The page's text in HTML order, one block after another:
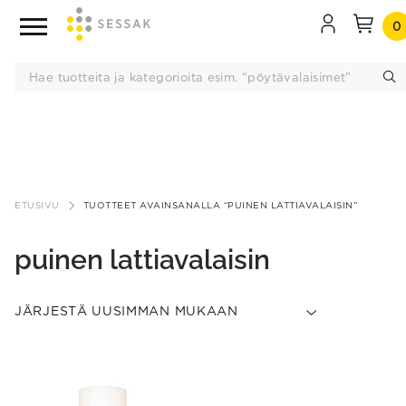
sisältöön
0
ETUSIVU TUOTTEET AVAINSANALLA “PUINEN LATTIAVALAISIN”
puinen lattiavalaisin
This